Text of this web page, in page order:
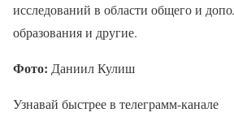
исследований в области общего и
образования и другие.
Фото: Даниил Кулиш
Узнавай быстрее в телеграмм-канале